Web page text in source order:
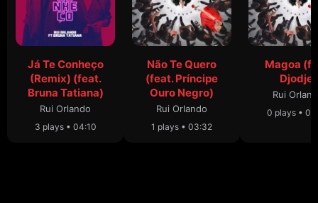
Já Te Conheço
(Remix) (feat.
Bruna Tatiana)
Rui Orlando
3 plays • 04:10
Não Te Quero
(feat. Príncipe
Ouro Negro)
Rui Orlando
1 plays • 03:32
Magoa
Djodje)
Rui
0 plays •